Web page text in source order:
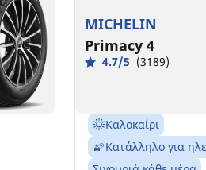
MICHELIN
Primacy 4
4.7/5 (3189)
Καλοκαίρι
Κατάλληλο για